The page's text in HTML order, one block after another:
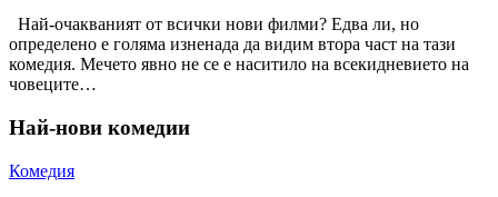
Най-очакваният от всички нови филми? Едва ли, но
определено е голяма изненада да видим втора част на тази
комедия. Мечето явно не се е наситило на всекидневието на
човеците…
Най-нови комедии
Комедия